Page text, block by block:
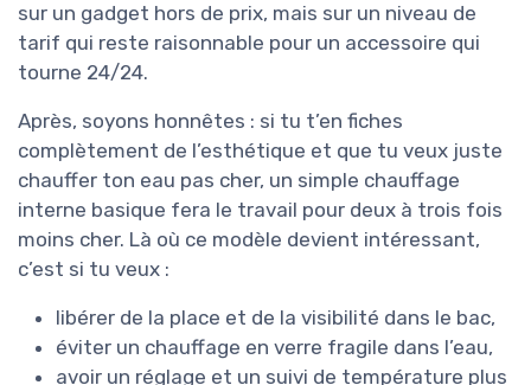
sur un gadget hors de prix, mais sur un niveau de
tarif qui reste raisonnable pour un accessoire qui
tourne 24/24.
Après, soyons honnêtes : si tu t’en fiches
complètement de l’esthétique et que tu veux juste
chauffer ton eau pas cher, un simple chauffage
interne basique fera le travail pour deux à trois fois
moins cher. Là où ce modèle devient intéressant,
c’est si tu veux :
libérer de la place et de la visibilité dans le bac,
éviter un chauffage en verre fragile dans l’eau,
avoir un réglage et un suivi de température plus